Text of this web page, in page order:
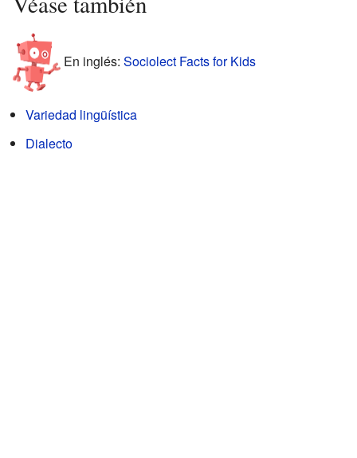
En inglés: Sociolect Facts for Kids
Variedad lingüística
Dialecto